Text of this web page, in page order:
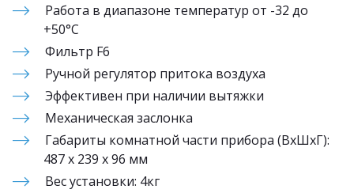
Работа в диапазоне температур от -32 до
+50°С
Фильтр F6
Ручной регулятор притока воздуха
Эффективен при наличии вытяжки
Механическая заслонка
Габариты комнатной части прибора (ВхШхГ):
487 х 239 х 96 мм
Вес установки: 4кг